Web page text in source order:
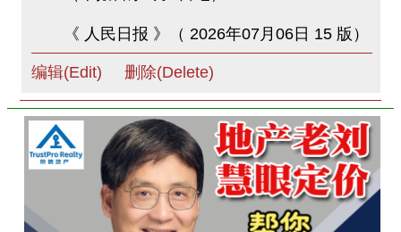
《 人民日报 》（ 2026年07月06日 15 版）
编辑(Edit) 删除(Delete)